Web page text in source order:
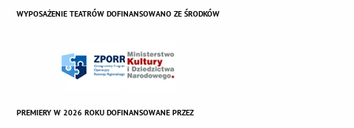
WYPOSAŻENIE TEATRÓW DOFINANSOWANO ZE ŚRODKÓW
PREMIERY W 2026 ROKU DOFINANSOWANE PRZEZ